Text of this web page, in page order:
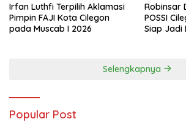
Irfan Luthfi Terpilih Aklamasi
Pimpin FAJI Kota Cilegon
pada Muscab I 2026
Robinsar
POSSI
Siap Jadi
Selengkapnya
Popular Post